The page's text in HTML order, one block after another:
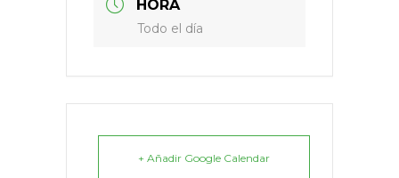
HORA
Todo el día
+ Añadir Google Calendar